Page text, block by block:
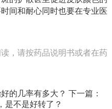
间和耐心同时也要在专业医
，请按药品说明书或者在药
的几率有多大？ 下一篇：
是不是好转了？